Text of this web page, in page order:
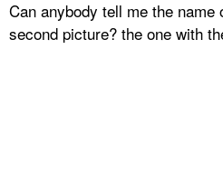
Can anybody tell me the name
second picture? the one with